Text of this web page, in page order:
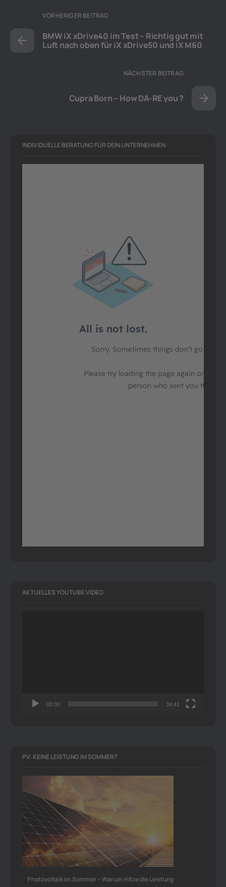
VORHERIGER BEITRAG
BMW iX xDrive40 im Test – Richtig gut mit
Luft nach oben für iX xDrive50 und iX M60
NÄCHSTER BEITRAG
Cupra Born – How DA-RE you ?
INDIVIDUELLE BERATUNG FÜR DEIN UNTERNEHMEN
AKTUELLES YOUTUBE VIDEO
00:00 34:41
PV: KEINE LEISTUNG IM SOMMER?
Photovoltaik im Sommer – Warum Hitze die Leistung